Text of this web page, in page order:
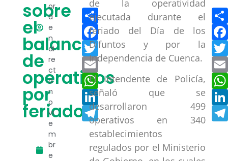
sobre
el
balance
de
operativos
por
feriado
or
a
e
n
di
re
ct
o
n
o
vi
e
m
br
e
Compartir
Facebook
Twitter
Email
WhatsApp
LinkedIn
Telegram
de la operatividad
ejecutada durante el
feriado del Día de los
Difuntos y por la
Independencia de Cuenca.
El Intendente de Policía,
señaló que se
desarrollaron 499
operativos en 340
establecimientos
regulados por el Ministerio